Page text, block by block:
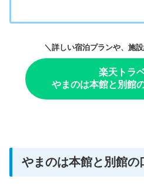
＼詳しい宿泊プランや、施
楽天トラ
やまのは本館と別館
やまのは本館と別館の